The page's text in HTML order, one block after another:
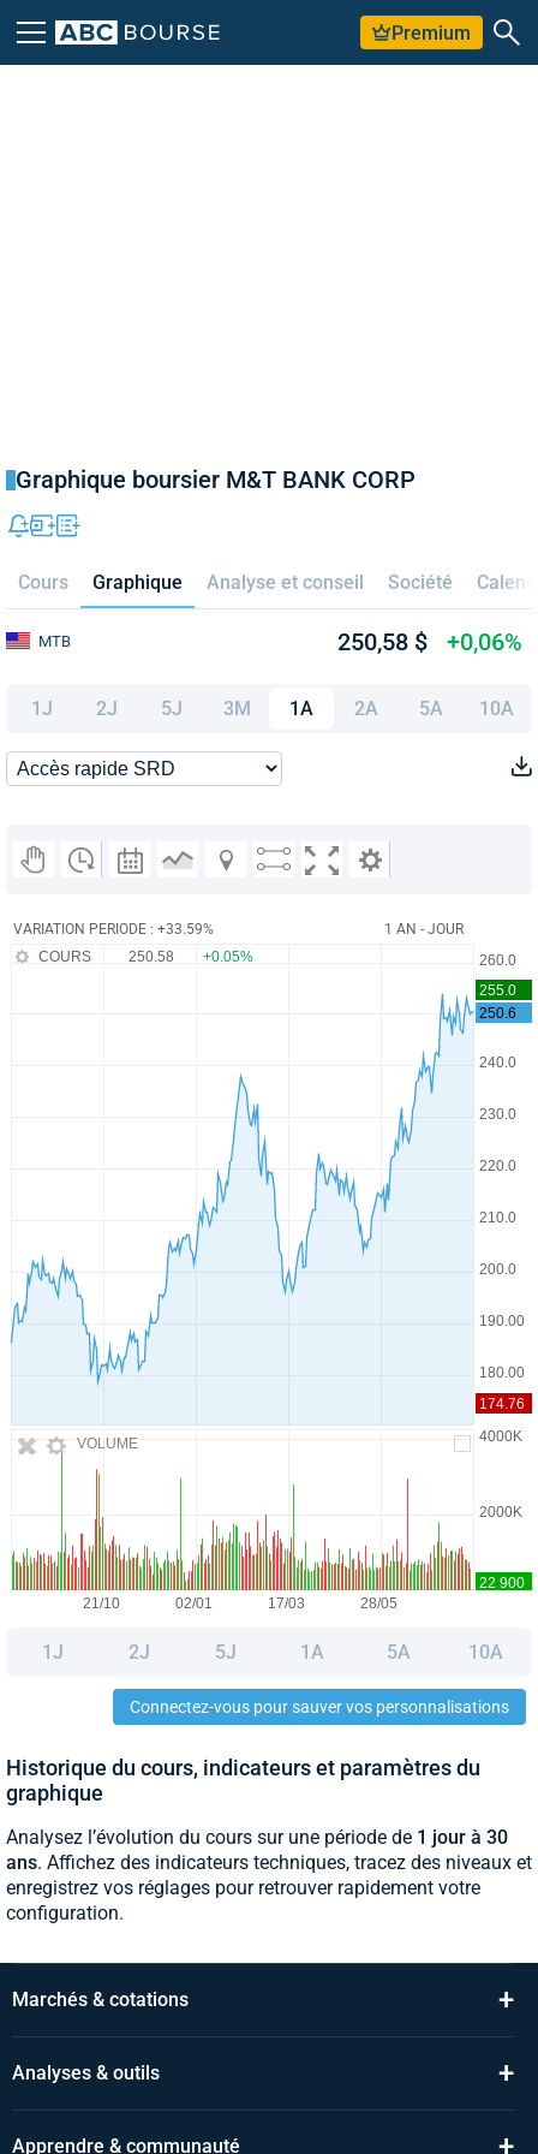
Premium
Graphique boursier M&T BANK CORP
Cours Graphique Analyse et conseil Société
MTB 250,58 $ +0,06%
1J 2J 5J 3M 1A 2A 5A 10A
VARIATION PERIODE : +33.59% 1 AN - JOUR
VOLUME
COURS 250.58 +0.05%
1J 2J 5J 1A 5A 10A
Connectez-vous pour sauver vos personnalisations
Historique du cours, indicateurs et paramètres du
graphique
Analysez l’évolution du cours sur une période de 1 jour à 30
ans. Affichez des indicateurs techniques, tracez des niveaux et
enregistrez vos réglages pour retrouver rapidement votre
configuration.
Marchés & cotations +
Analyses & outils +
Apprendre & communauté +